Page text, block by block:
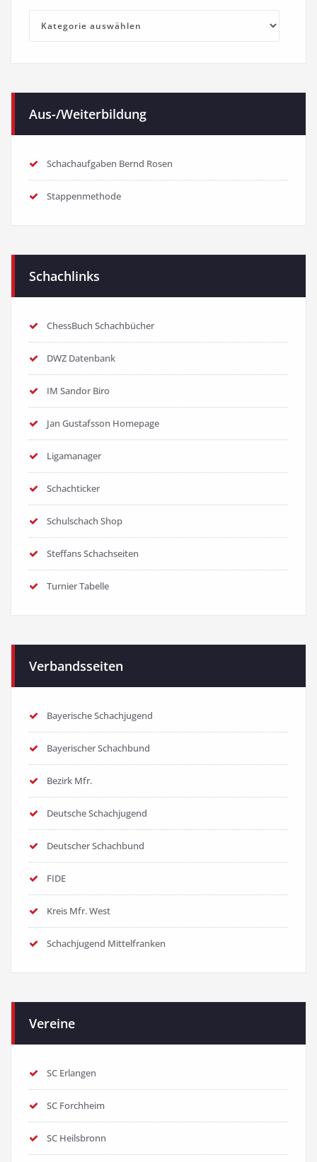
Kategorien
Aus-/Weiterbildung
Schachaufgaben Bernd Rosen
Stappenmethode
Schachlinks
ChessBuch Schachbücher
DWZ Datenbank
IM Sandor Biro
Jan Gustafsson Homepage
Ligamanager
Schachticker
Schulschach Shop
Steffans Schachseiten
Turnier Tabelle
Verbandsseiten
Bayerische Schachjugend
Bayerischer Schachbund
Bezirk Mfr.
Deutsche Schachjugend
Deutscher Schachbund
FIDE
Kreis Mfr. West
Schachjugend Mittelfranken
Vereine
SC Erlangen
SC Forchheim
SC Heilsbronn